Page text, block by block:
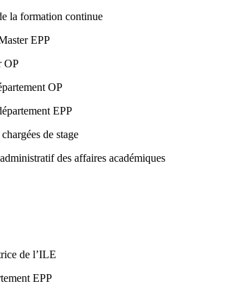
la formation continue
EPP
OP
OP
EPP
de stage
des affaires académiques
de l’ILE
EPP